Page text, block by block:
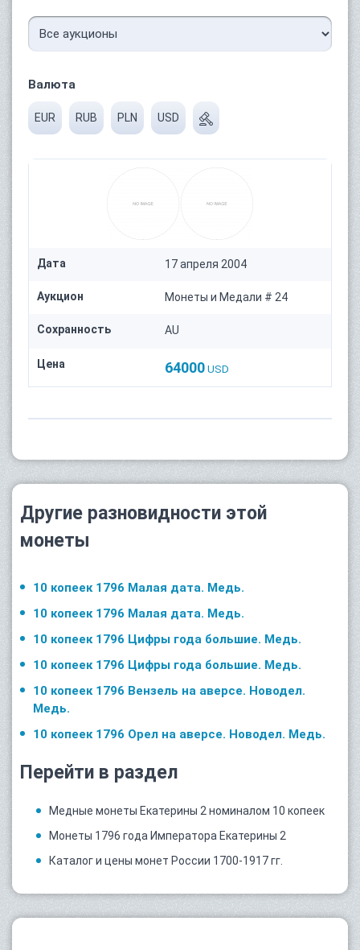
Валюта
EUR RUB PLN USD
Дата 17 апреля 2004
Аукцион Монеты и Медали # 24
Сохранность AU
Цена 64000 USD
Другие разновидности этой
монеты
10 копеек 1796 Малая дата. Медь.
10 копеек 1796 Малая дата. Медь.
10 копеек 1796 Цифры года большие. Медь.
10 копеек 1796 Цифры года большие. Медь.
10 копеек 1796 Вензель на аверсе. Новодел.
Медь.
10 копеек 1796 Орел на аверсе. Новодел. Медь.
Перейти в раздел
Медные монеты Екатерины 2 номиналом 10 копеек
Монеты 1796 года Императора Екатерины 2
Каталог и цены монет России 1700-1917 гг.